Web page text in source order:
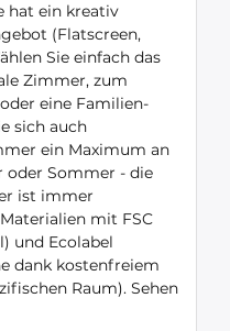
hat ein kreativ
(Flatscreen,
Sie einfach das
Zimmer, zum
eine Familien-
sich auch
ein Maximum an
Sommer - die
ist immer
mit FSC
und Ecolabel
dank kostenfreiem
Raum). Sehen